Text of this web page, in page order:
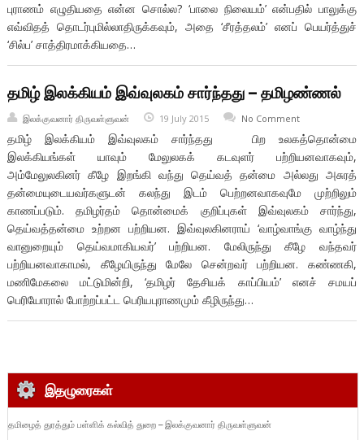
புராணம் எழுதியதை என்ன சொல்ல? ‘பாலை நிலையம்’ என்பதில் பாலுக்கு
எவ்விதத் தொடர்புமில்லாதிருக்கவும், அதை ‘சீரத்தலம்’ எனப் பெயர்த்துச்
‘சில்ப’ சாத்திரமாக்கியதை…
தமிழ் இலக்கியம் இவ்வுலகம் சார்ந்தது – தமிழண்ணல்
இலக்குவனார் திருவள்ளுவன் 19 July 2015 No Comment
தமிழ் இலக்கியம் இவ்வுலகம் சார்ந்தது பிற உலகத்தொன்மை
இலக்கியங்கள் யாவும் மேலுலகக் கடவுளர் பற்றியனவாகவும்,
அம்மேலுலகினர் கீழே இறங்கி வந்து தெய்வத் தன்மை அல்லது அசுரத்
தன்மையுடையவர்களுடன் கலந்து இடம் பெற்றனவாகவுமே முற்றிலும்
காணப்படும். தமிழர்தம் தொன்மைக் குறிப்புகள் இவ்வுலகம் சார்ந்து,
தெய்வத்தன்மை உற்றன பற்றியன. இவ்வுலகினராய் ‘வாழ்வாங்கு வாழ்ந்து
வானுறையும் தெய்வமாகியவர்’ பற்றியன. மேலிருந்து கீழே வந்தவர்
பற்றியனவாகாமல், கீழேயிருந்து மேலே சென்றவர் பற்றியன. கண்ணகி,
மணிமேகலை மட்டுமின்றி, ‘தமிழர் தேசியக் காப்பியம்’ எனச் சமயப்
பெரியோரால் போற்றப்பட்ட பெரியபுராணமும் கீழிருந்து…
இதழுரைகள்
தமிழைத் துரத்தும் பள்ளிக் கல்வித் துறை – இலக்குவனார் திருவள்ளுவன்